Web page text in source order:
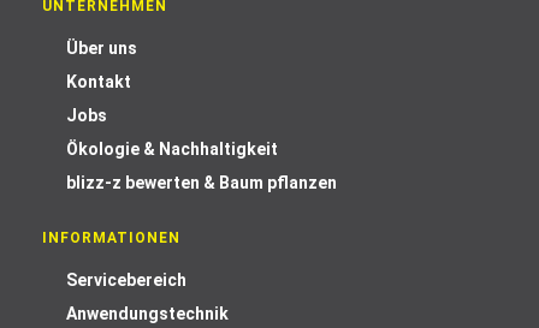
UNTERNEHMEN
Über uns
Kontakt
Jobs
Ökologie & Nachhaltigkeit
blizz-z bewerten & Baum pflanzen
INFORMATIONEN
Servicebereich
Anwendungstechnik